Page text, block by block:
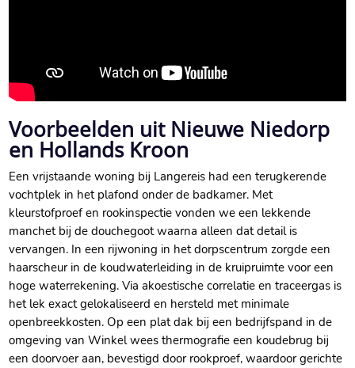
Voorbeelden uit Nieuwe Niedorp
en Hollands Kroon
Een vrijstaande woning bij Langereis had een terugkerende
vochtplek in het plafond onder de badkamer.​ Met
kleurstofproef en rookinspectie vonden we een lekkende
manchet bij de douchegoot waarna alleen dat detail is
vervangen.​ In een rijwoning in het dorpscentrum zorgde een
haarscheur in de koudwaterleiding in de kruipruimte voor een
hoge waterrekening.​ Via akoestische correlatie en traceergas is
het lek exact gelokaliseerd en hersteld met minimale
openbreekkosten.​ Op een plat dak bij een bedrijfspand in de
omgeving van Winkel wees thermografie een koudebrug bij
een doorvoer aan, bevestigd door rookproef, waardoor gerichte